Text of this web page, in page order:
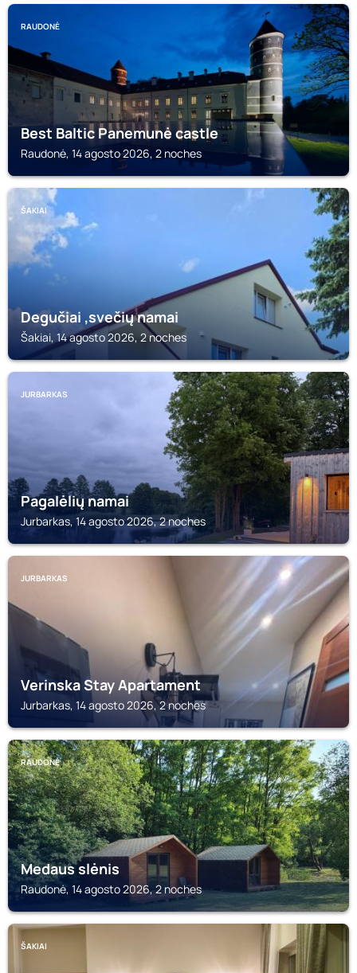
RAUDONĖ
Best Baltic Panemunė castle
Raudonė, 14 agosto 2026, 2 noches
ŠAKIAI
Degučiai ,svečių namai
Šakiai, 14 agosto 2026, 2 noches
JURBARKAS
Pagalėlių namai
Jurbarkas, 14 agosto 2026, 2 noches
JURBARKAS
Verinska Stay Apartament
Jurbarkas, 14 agosto 2026, 2 noches
RAUDONĖ
Medaus slėnis
Raudonė, 14 agosto 2026, 2 noches
ŠAKIAI